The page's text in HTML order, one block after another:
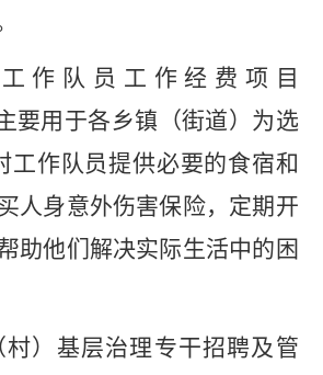
作队员工作经费项目
要用于各乡镇（街道）为选
工作队员提供必要的食宿和
人身意外伤害保险，定期开
助他们解决实际生活中的困
村）基层治理专干招聘及管